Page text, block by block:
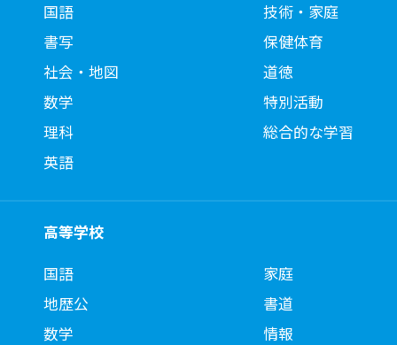
国語
書写
社会・地図
数学
理科
英語
技術・家庭
保健体育
道徳
特別活動
総合的な学習
高等学校
国語
地歴公
数学
家庭
書道
情報